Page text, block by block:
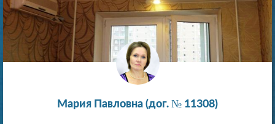
Мария Павловна (дог. № 11308)